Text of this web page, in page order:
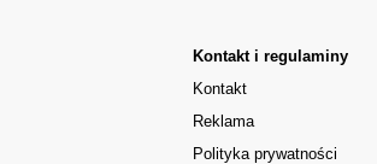
Kontakt i regulaminy
Kontakt
Reklama
Polityka prywatności